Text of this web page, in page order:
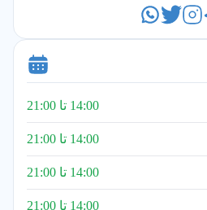
14:00 تا 21:00
14:00 تا 21:00
14:00 تا 21:00
14:00 تا 21:00